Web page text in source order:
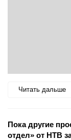
Читать дальше
Пока другие
отдел» от НТВ